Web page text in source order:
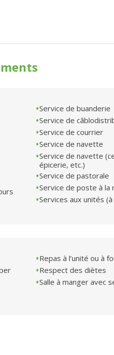
Service de buanderie
Service de
Service de courrier
Service de navette
Service de navette
épicerie, etc.)
Service de pastorale
Service de poste à la
Services aux unités
Repas à l’unité ou à
Respect des diètes
Salle à manger avec